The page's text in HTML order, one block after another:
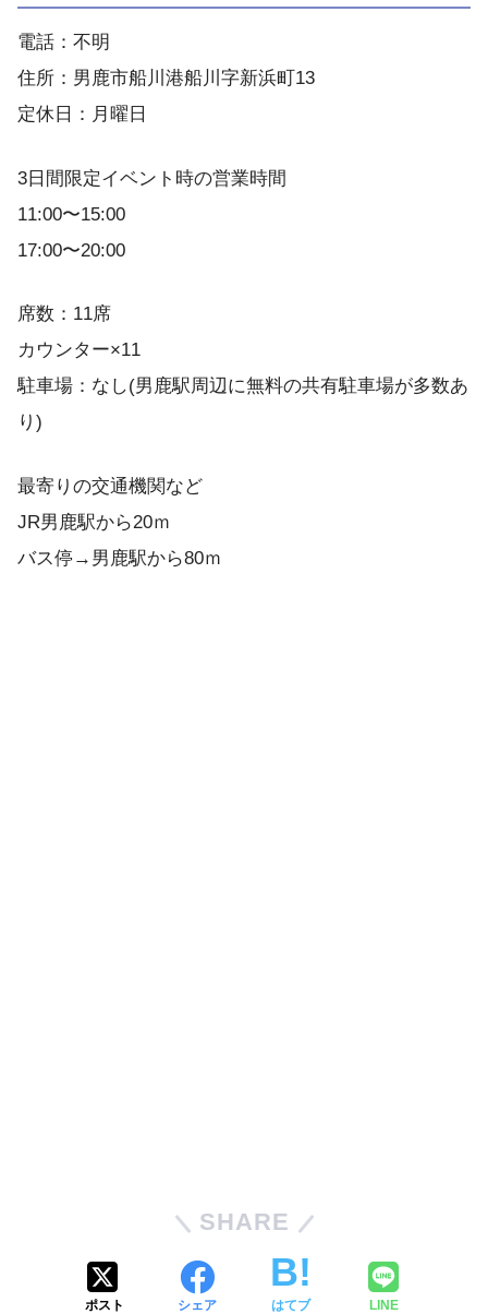
電話：不明
住所：男鹿市船川港船川字新浜町13
定休日：月曜日
3日間限定イベント時の営業時間
11:00〜15:00
17:00〜20:00
席数：11席
カウンター×11
駐車場：なし(男鹿駅周辺に無料の共有駐車場が多数あ
り)
最寄りの交通機関など
JR男鹿駅から20ｍ
バス停→男鹿駅から80ｍ
SHARE
ポスト シェア はてブ LINE